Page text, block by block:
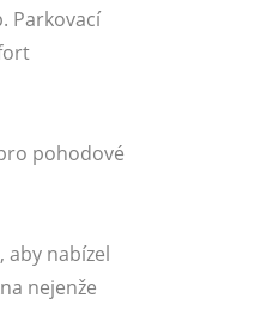
Parkovací
pohodové
aby nabízel
nejenže